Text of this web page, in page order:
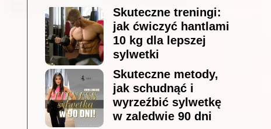
Skuteczne treningi:
jak ćwiczyć hantlami
10 kg dla lepszej
sylwetki
Skuteczne metody,
jak schudnąć i
wyrzeźbić sylwetkę
w zaledwie 90 dni